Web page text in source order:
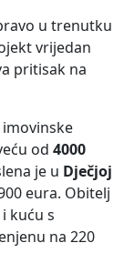
u trenutku
vrijedan
pritisak na
od 4000
je u Dječjoj
eura. Obitelj
kuću s
na 220